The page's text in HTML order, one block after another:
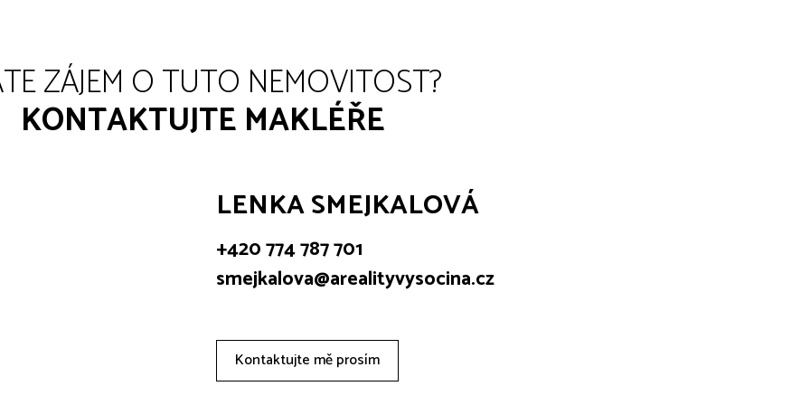
ZÁJEM O TUTO NEMOVITOST?
KONTAKTUJTE MAKLÉŘE
LENKA SMEJKALOVÁ
+420 774 787 701
smejkalova@arealityvysocina.cz
Kontaktujte mě prosím